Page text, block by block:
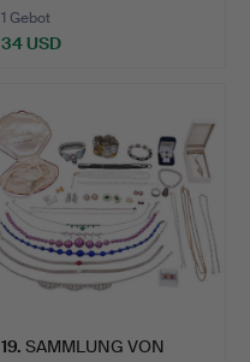
1 Gebot
34 USD
19. SAMMLUNG VON